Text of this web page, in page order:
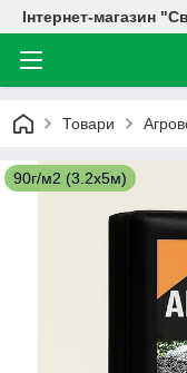
Інтернет-магазин
Товари
90г/м2 (3.2х5м)